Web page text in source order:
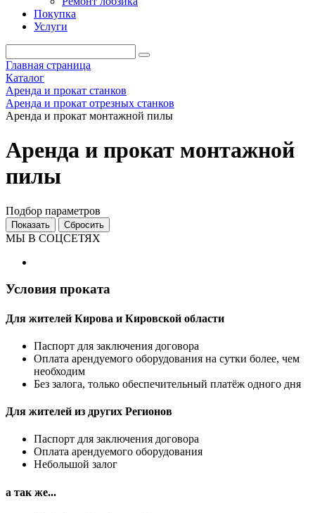
Покупка
Услуги
Главная страница
Каталог
Аренда и прокат станков
Аренда и прокат отрезных станков
Аренда и прокат монтажной пилы
Аренда и прокат монтажной
пилы
Подбор параметров
МЫ В СОЦСЕТЯХ
Условия проката
Для жителей Кирова и Кировской области
Паспорт для заключения договора
Оплата арендуемого оборудования на сутки более, чем
необходим
Без залога, только обеспечительный платёж одного дня
Для жителей из других Регионов
Паспорт для заключения договора
Оплата арендуемого оборудования
Небольшой залог
а так же...